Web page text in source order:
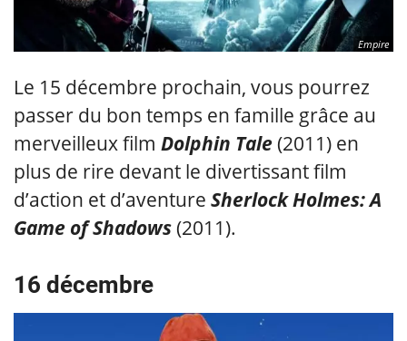
Empire
Le 15 décembre prochain, vous pourrez
passer du bon temps en famille grâce au
merveilleux film Dolphin Tale(2011) en
plus de rire devant le divertissant film
d’action et d’aventure Sherlock Holmes: A
Game of Shadows(2011).
16 décembre